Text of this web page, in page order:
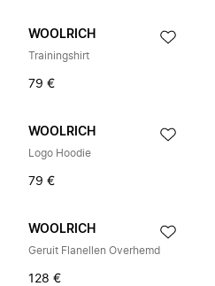
WOOLRICH
Trainingshirt
79 €
WOOLRICH
Logo Hoodie
79 €
WOOLRICH
Geruit Flanellen Overhemd
128 €